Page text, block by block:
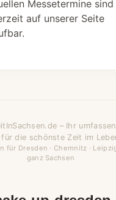
Messetermine sind
auf unserer Seite
– Ihr
die schönste Zeit im
für Dresden · Chemnitz ·
ganz Sachsen